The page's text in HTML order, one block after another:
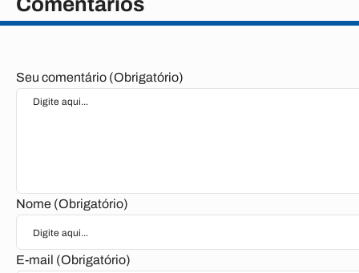
Seu comentário (Obrigatório)
Nome (Obrigatório)
E-mail (Obrigatório)